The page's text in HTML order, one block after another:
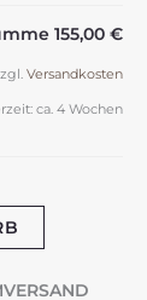
155,00 €
Versandkosten
ca. 4 Wochen